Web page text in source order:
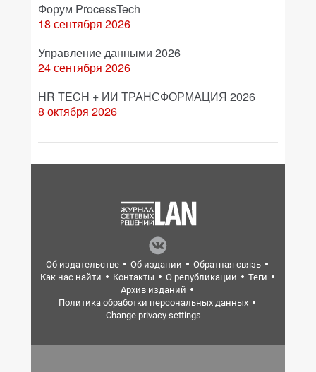
Форум ProcessTech
18 сентября 2026
Управление данными 2026
24 сентября 2026
HR TECH + ИИ ТРАНСФОРМАЦИЯ 2026
8 октября 2026
Об издательстве Об издании
Обратная связь
Как нас найти
Контакты О републикации
Теги
Архив изданий
Политика обработки персональных данных
Change privacy settings